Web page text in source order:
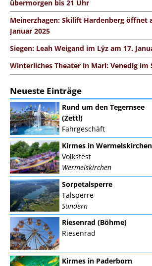
übermorgen bis 21 Uhr
Meinerzhagen: Skilift Hardenberg öffnet
Januar 2025
Siegen: Leah Weigand im Lÿz am 17.
Winterliches Theater in Marl: Venedig im
Neueste Einträge
Rund um den Tegernsee
(Zettl)
Fahrgeschäft
Kirmes in Wermelskirchen
Volksfest
Wermelskirchen
Sorpetalsperre
Talsperre
Sundern
Riesenrad (Böhme)
Riesenrad
Kirmes in Paderborn